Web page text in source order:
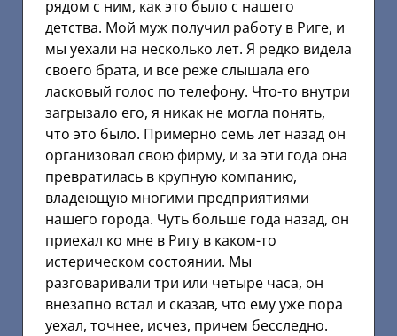
рядом с ним, как это было с нашего
детства. Мой муж получил работу в Риге, и
мы уехали на несколько лет. Я редко видела
своего брата, и все реже слышала его
ласковый голос по телефону. Что-то внутри
загрызало его, я никак не могла понять,
что это было. Примерно семь лет назад он
организовал свою фирму, и за эти года она
превратилась в крупную компанию,
владеющую многими предприятиями
нашего города. Чуть больше года назад, он
приехал ко мне в Ригу в каком-то
истерическом состоянии. Мы
разговаривали три или четыре часа, он
внезапно встал и сказав, что ему уже пора
уехал, точнее, исчез, причем бесследно.